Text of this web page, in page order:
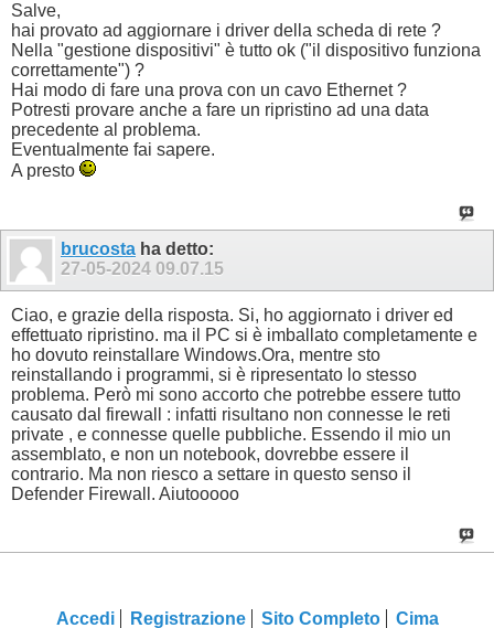
Salve,
hai provato ad aggiornare i driver della scheda di rete ?
Nella "gestione dispositivi" è tutto ok ("il dispositivo funziona
correttamente") ?
Hai modo di fare una prova con un cavo Ethernet ?
Potresti provare anche a fare un ripristino ad una data
precedente al problema.
Eventualmente fai sapere.
A presto
brucosta ha detto:
27-05-2024 09.07.15
Ciao, e grazie della risposta. Si, ho aggiornato i driver ed
effettuato ripristino. ma il PC si è imballato completamente e
ho dovuto reinstallare Windows.Ora, mentre sto
reinstallando i programmi, si è ripresentato lo stesso
problema. Però mi sono accorto che potrebbe essere tutto
causato dal firewall : infatti risultano non connesse le reti
private , e connesse quelle pubbliche. Essendo il mio un
assemblato, e non un notebook, dovrebbe essere il
contrario. Ma non riesco a settare in questo senso il
Defender Firewall. Aiutooooo
Accedi Registrazione Sito Completo Cima